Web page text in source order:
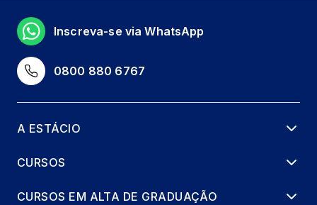
0800 880 6767
Inscreva-se via WhatsApp
A ESTÁCIO
CURSOS
CURSOS EM ALTA DE GRADUAÇÃO